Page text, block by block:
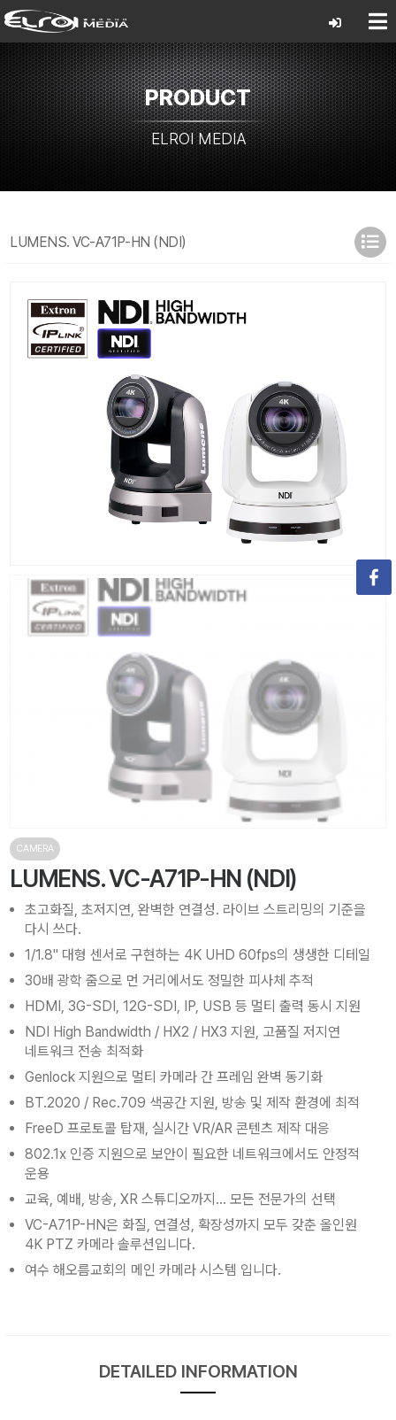
PRODUCT
ELROI MEDIA
LUMENS. VC-A71P-HN (NDI)
CAMERA
LUMENS. VC-A71P-HN (NDI)
초고화질, 초저지연, 완벽한 연결성. 라이브 스트리밍의 기준을
다시 쓰다.
1/1.8" 대형 센서로 구현하는 4K UHD 60fps의 생생한 디테일
30배 광학 줌으로 먼 거리에서도 정밀한 피사체 추적
HDMI, 3G-SDI, 12G-SDI, IP, USB 등 멀티 출력 동시 지원
NDI High Bandwidth / HX2 / HX3 지원, 고품질 저지연
네트워크 전송 최적화
Genlock 지원으로 멀티 카메라 간 프레임 완벽 동기화
BT.2020 / Rec.709 색공간 지원, 방송 및 제작 환경에 최적
FreeD 프로토콜 탑재, 실시간 VR/AR 콘텐츠 제작 대응
802.1x 인증 지원으로 보안이 필요한 네트워크에서도 안정적
운용
교육, 예배, 방송, XR 스튜디오까지… 모든 전문가의 선택
VC-A71P-HN은 화질, 연결성, 확장성까지 모두 갖춘 올인원
4K PTZ 카메라 솔루션입니다.
여수 해오름교회의 메인 카메라 시스템 입니다.
DETAILED INFORMATION